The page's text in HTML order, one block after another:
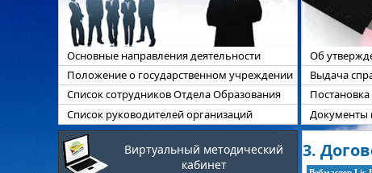
Основные направления деятельности
Положение о государственном учреждении
Список сотрудников Отдела Образования
Список руководителей организаций
Об
Выдача
Документы
Виртуальный методический
кабинет
3.